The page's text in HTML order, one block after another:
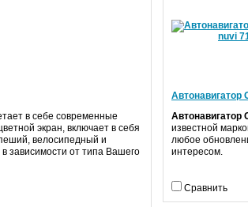
в себе современные
экран, включает в себя
велосипедный и
зависимости от типа Вашего
Автонавигатор
Автонавигатор
известной
любое
интересом.
Сравнить